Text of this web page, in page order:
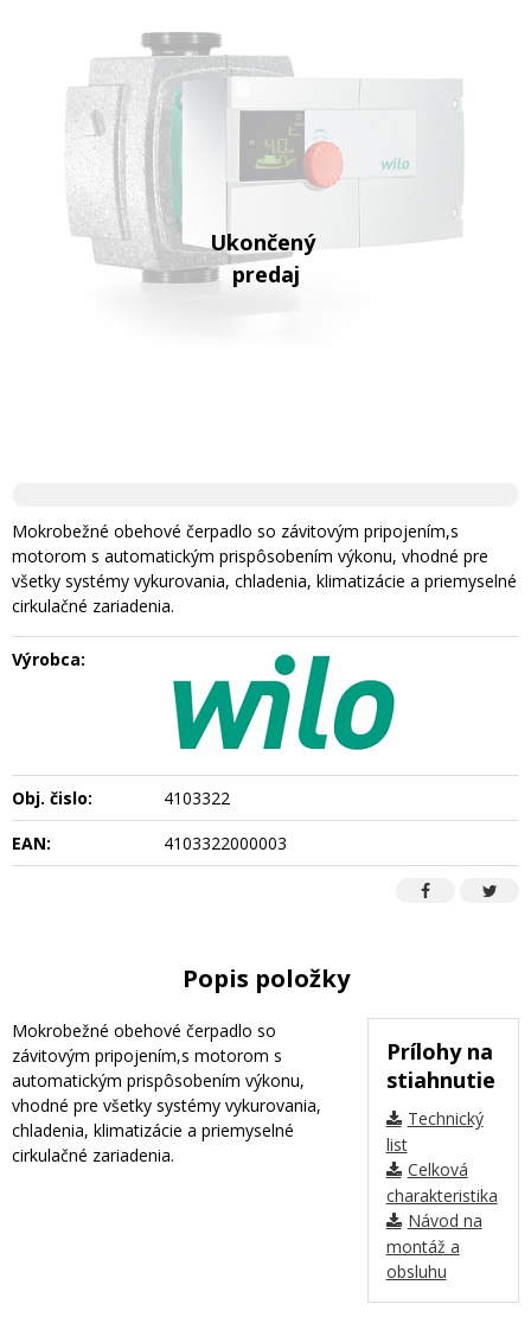
Mokrobežné obehové čerpadlo so závitovým pripojením,s
motorom s automatickým prispôsobením výkonu, vhodné pre
všetky systémy vykurovania, chladenia, klimatizácie a priemyselné
cirkulačné zariadenia.
Výrobca:
Obj. čislo:
4103322
EAN:
4103322000003
Popis položky
Prílohy na
stiahnutie
Technický
list
Celková
charakteristika
Návod na
montáž a
obsluhu
Mokrobežné obehové čerpadlo so
závitovým pripojením,s motorom s
automatickým prispôsobením výkonu,
vhodné pre všetky systémy vykurovania,
chladenia, klimatizácie a priemyselné
cirkulačné zariadenia.